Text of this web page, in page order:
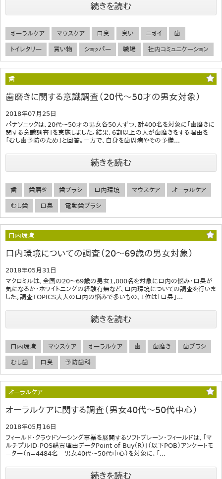
続きを読む
オーラルケア マウスケア 口臭 臭い ニオイ 歯
トイレタリー 買い物 ショッパー 職場 社内コミュニケーション
歯
歯磨きに関する意識調査（20代～50才の男女対象）
2018年07月25日
パナソニックは、20代～50才の男女各50人ずつ、計400名を対象に「歯磨きに
関する意識調査」を実施しました。結果、6割以上の人が歯磨きをする理由を
「むし歯予防のため」と回答。一方で、自身を歯周病やその予備...
続きを読む
歯 歯磨き 歯ブラシ 口内環境 マウスケア オーラルケア
むし歯 口臭 電動歯ブラシ
口内環境
口内環境についての調査（20～69歳の男女対象）
2018年05月31日
マクロミルは、全国の20～69歳の男女1,000名を対象に口内の悩み・口臭が
気になるか・ホワイトニングの経験有無など、口内環境についての調査を行いま
した。調査TOPICS大人の口内の悩みで多いもの、1位は「口臭」...
続きを読む
口内環境 マウスケア オーラルケア 歯 歯磨き 歯ブラシ
むし歯 口臭 予防歯科
オーラルケア
オーラルケアに関する調査（男女40代～50代中心）
2018年05月16日
フィールド・クラウドソーシング事業を展開するソフトブレーン・フィールドは、「マ
ルチプルID-POS購買理由データPoint of Buy(R)」（以下POB）アンケートモ
ニター（n=4484名 男女40代～50代中心）を対象に、「...
続きを読む